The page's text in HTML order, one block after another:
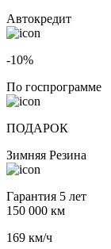
Автокредит
-10%
По госпрограмме
ПОДАРОК
Зимняя Резина
Гарантия 5 лет
150 000 км
169 км/ч